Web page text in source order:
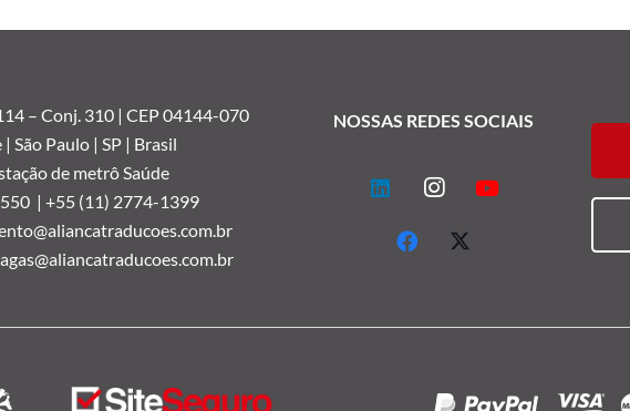
–Conj. 310 | CEP 04144-070
São Paulo | SP | Brasil
de metrô Saúde
| +55 (11) 2774-1399
NOSSAS REDES SOCIAIS